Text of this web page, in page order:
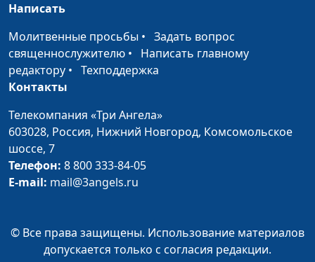
богослов
Гнев в жизни
христианина
Олег Габрусевич,
историк, богослов,
филолог, литературовед,
богослов
Имена в Библии:
значение, смысл,
символизм
историк, богослов,
Зачем мне новый
Олег Габрусевич,
Написать
Молитвенные просьбы • Задать вопрос
священнослужителю • Написать главному
редактору • Техподдержка
Контакты
Телекомпания «Три Ангела»
603028, Россия, Нижний Новгород, Комсомольское
шоссе, 7
Телефон: 8 800 333-84-05
E-mail: mail@3angels.ru
© Все права защищены. Использование материалов
допускается только с согласия редакции.